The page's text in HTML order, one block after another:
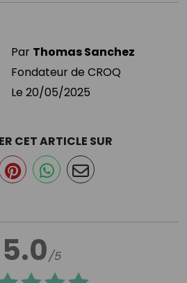
Par Thomas Sanchez
Fondateur de CROQ
Le 20/05/2025
5.0/5
CET ARTICLE SUR